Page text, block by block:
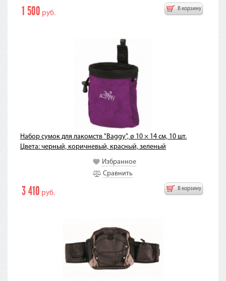
В корзину
1 500 руб.
Набор сумок для лакомств "Baggy", ø 10 × 14 см, 10 шт.
Цвета: черный, коричневый, красный, зеленый
Избранное
Сравнить
В корзину
3 410 руб.